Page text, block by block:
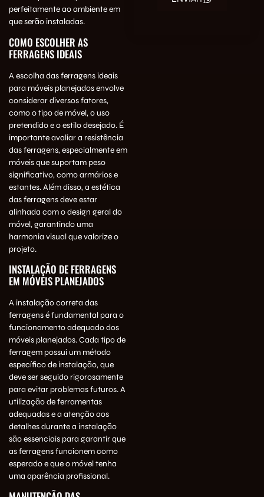
perfeitamente ao ambiente em
que serão instaladas.
COMO ESCOLHER AS
FERRAGENS IDEAIS
A escolha das ferragens ideais
para móveis planejados envolve
considerar diversos fatores,
como o tipo de móvel, o uso
pretendido e o estilo desejado. É
importante avaliar a resistência
das ferragens, especialmente em
móveis que suportam peso
significativo, como armários e
estantes. Além disso, a estética
das ferragens deve estar
alinhada com o design geral do
móvel, garantindo uma
harmonia visual que valorize o
projeto.
INSTALAÇÃO DE FERRAGENS
EM MÓVEIS PLANEJADOS
A instalação correta das
ferragens é fundamental para o
funcionamento adequado dos
móveis planejados. Cada tipo de
ferragem possui um método
específico de instalação, que
deve ser seguido rigorosamente
para evitar problemas futuros. A
utilização de ferramentas
adequadas e a atenção aos
detalhes durante a instalação
são essenciais para garantir que
as ferragens funcionem como
esperado e que o móvel tenha
uma aparência profissional.